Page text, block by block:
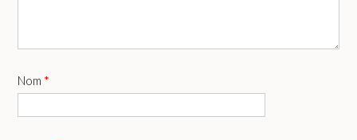
Nom *